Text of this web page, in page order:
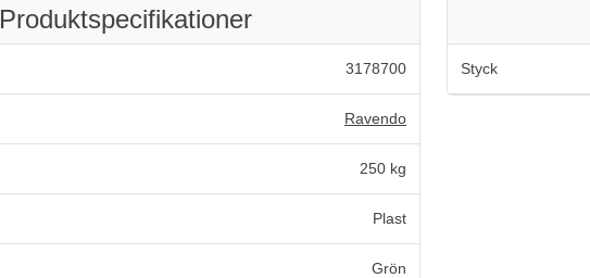
Produktspecifikationer
3178700
Ravendo
250 kg
Plast
Grön
Styck